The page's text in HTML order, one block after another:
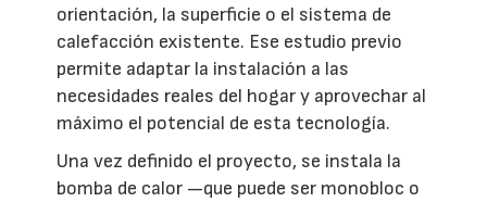
orientación, la superficie o el sistema de
calefacción existente. Ese estudio previo
permite adaptar la instalación a las
necesidades reales del hogar y aprovechar al
máximo el potencial de esta tecnología.
Una vez definido el proyecto, se instala la
bomba de calor —que puede ser monobloc o